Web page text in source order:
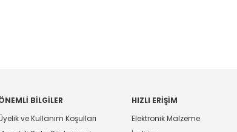
BILGILER
ve Kullanım Koşulları
HIZLI ERIŞIM
Elektronik Malzeme